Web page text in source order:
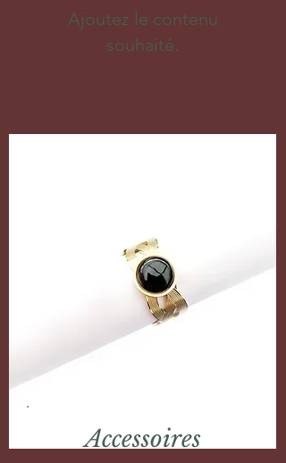
Ajoutez le contenu
souhaité.
Accessoires